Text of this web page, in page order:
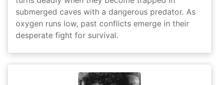
submerged caves with a dangerous predator. As
oxygen runs low, past conflicts emerge in their
desperate fight for survival.